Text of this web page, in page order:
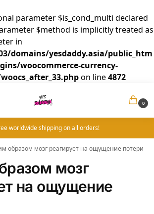
parameter $is_cond_multi declared
$method is implicitly treated as
in
domains/yesdaddy.asia/public_htm
woocommerce-currency-
on line4872
0
worldwide shipping on all orders!
образом мозг реагирует на ощущение потери
мозг
на ощущение